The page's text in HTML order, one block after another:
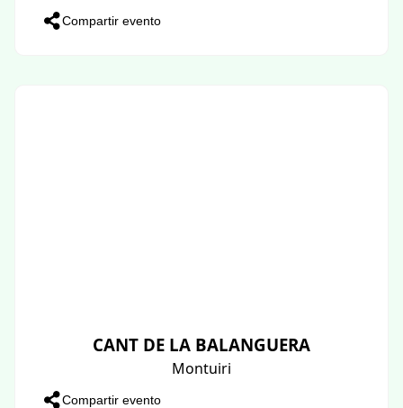
Compartir evento
CANT DE LA BALANGUERA
Montuiri
Compartir evento